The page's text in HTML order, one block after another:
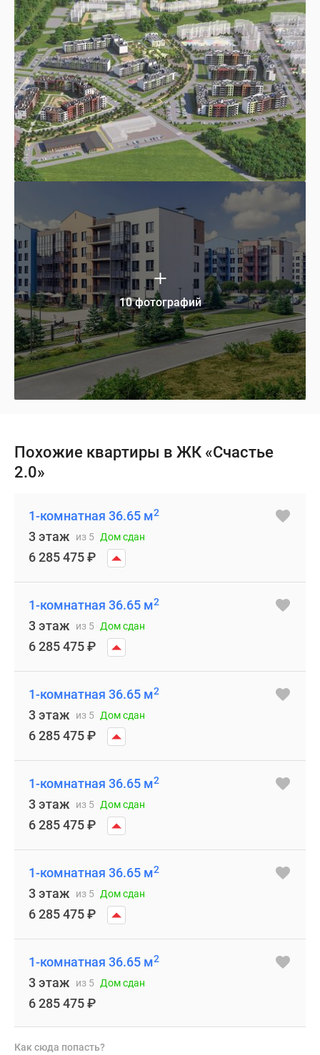
10 фотографий
Похожие квартиры в ЖК «Счастье
2.0»
1-комнатная 36.65 м2
3 этаж из 5 Дом сдан
6 285 475₽
1-комнатная 36.65 м2
3 этаж из 5 Дом сдан
6 285 475₽
1-комнатная 36.65 м2
3 этаж из 5 Дом сдан
6 285 475₽
1-комнатная 36.65 м2
3 этаж из 5 Дом сдан
6 285 475₽
1-комнатная 36.65 м2
3 этаж из 5 Дом сдан
6 285 475₽
1-комнатная 36.65 м2
3 этаж из 5 Дом сдан
6 285 475₽
Как сюда попасть?